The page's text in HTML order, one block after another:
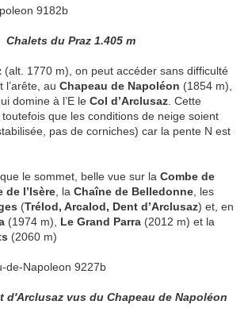
Chalets du Praz 1.405 m
(alt. 1770 m), on peut accéder sans difficulté
l’arête, au Chapeau de Napoléon (1854 m),
domine à l’E le Col d’Arclusaz . Cette
que les conditions de neige soient
pas de corniches) car la pente N est
le sommet, belle vue sur la Combe de
de l’Isère , la Chaîne de Belledonne , les
(Trélod, Arcalod, Dent d’Arclusaz) et, en
(1974 m), Le Grand Parra (2012 m) et la
(2060 m)
d'Arclusaz vus du Chapeau de Napoléon